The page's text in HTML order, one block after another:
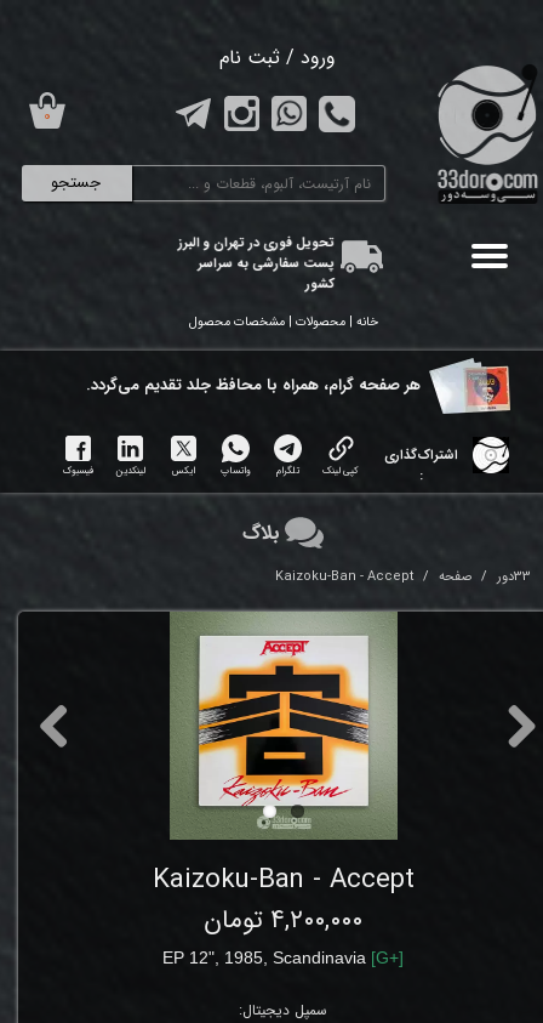
جستجو
ورود / ثبت نام
تغییر گذر واژه
سفارشات
تحویل فوری در تهران و البرز
پست سفارشی به سراسر
کشور
۰
خانه | محصولات | مشخصات محصول
هر ​صفحه گرام، همراه با محافظ جلد تقدیم می‌گردد.
اشتراک‌گذاری
:
کپی لینک تلگرام واتساپ ایکس لینکدین فیسبوک
33دور صفحه Kaizoku-Ban - Accept
Kaizoku-Ban - Accept
۴,۲۰۰,۰۰۰ تومان
EP 12" , 1985, Scandinavia [G+]
سمپل دیجیتال:
بلاگ